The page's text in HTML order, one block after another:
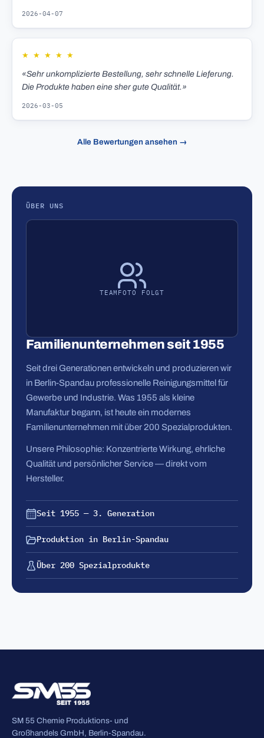
2026-04-07
★ ★ ★ ★ ★
«Sehr unkomplizierte Bestellung, sehr schnelle Lieferung.
Die Produkte haben eine sher gute Qualität.»
2026-03-05
Alle Bewertungen ansehen →
ÜBER UNS
TEAMFOTO FOLGT
Familienunternehmen seit 1955
Seit drei Generationen entwickeln und produzieren wir
in Berlin-Spandau professionelle Reinigungsmittel für
Gewerbe und Industrie. Was 1955 als kleine
Manufaktur begann, ist heute ein modernes
Familienunternehmen mit über 200 Spezialprodukten.
Unsere Philosophie: Konzentrierte Wirkung, ehrliche
Qualität und persönlicher Service — direkt vom
Hersteller.
Seit 1955 — 3. Generation
Produktion in Berlin-Spandau
Über 200 Spezialprodukte
SM 55 Chemie Produktions- und
Großhandels GmbH, Berlin-Spandau.